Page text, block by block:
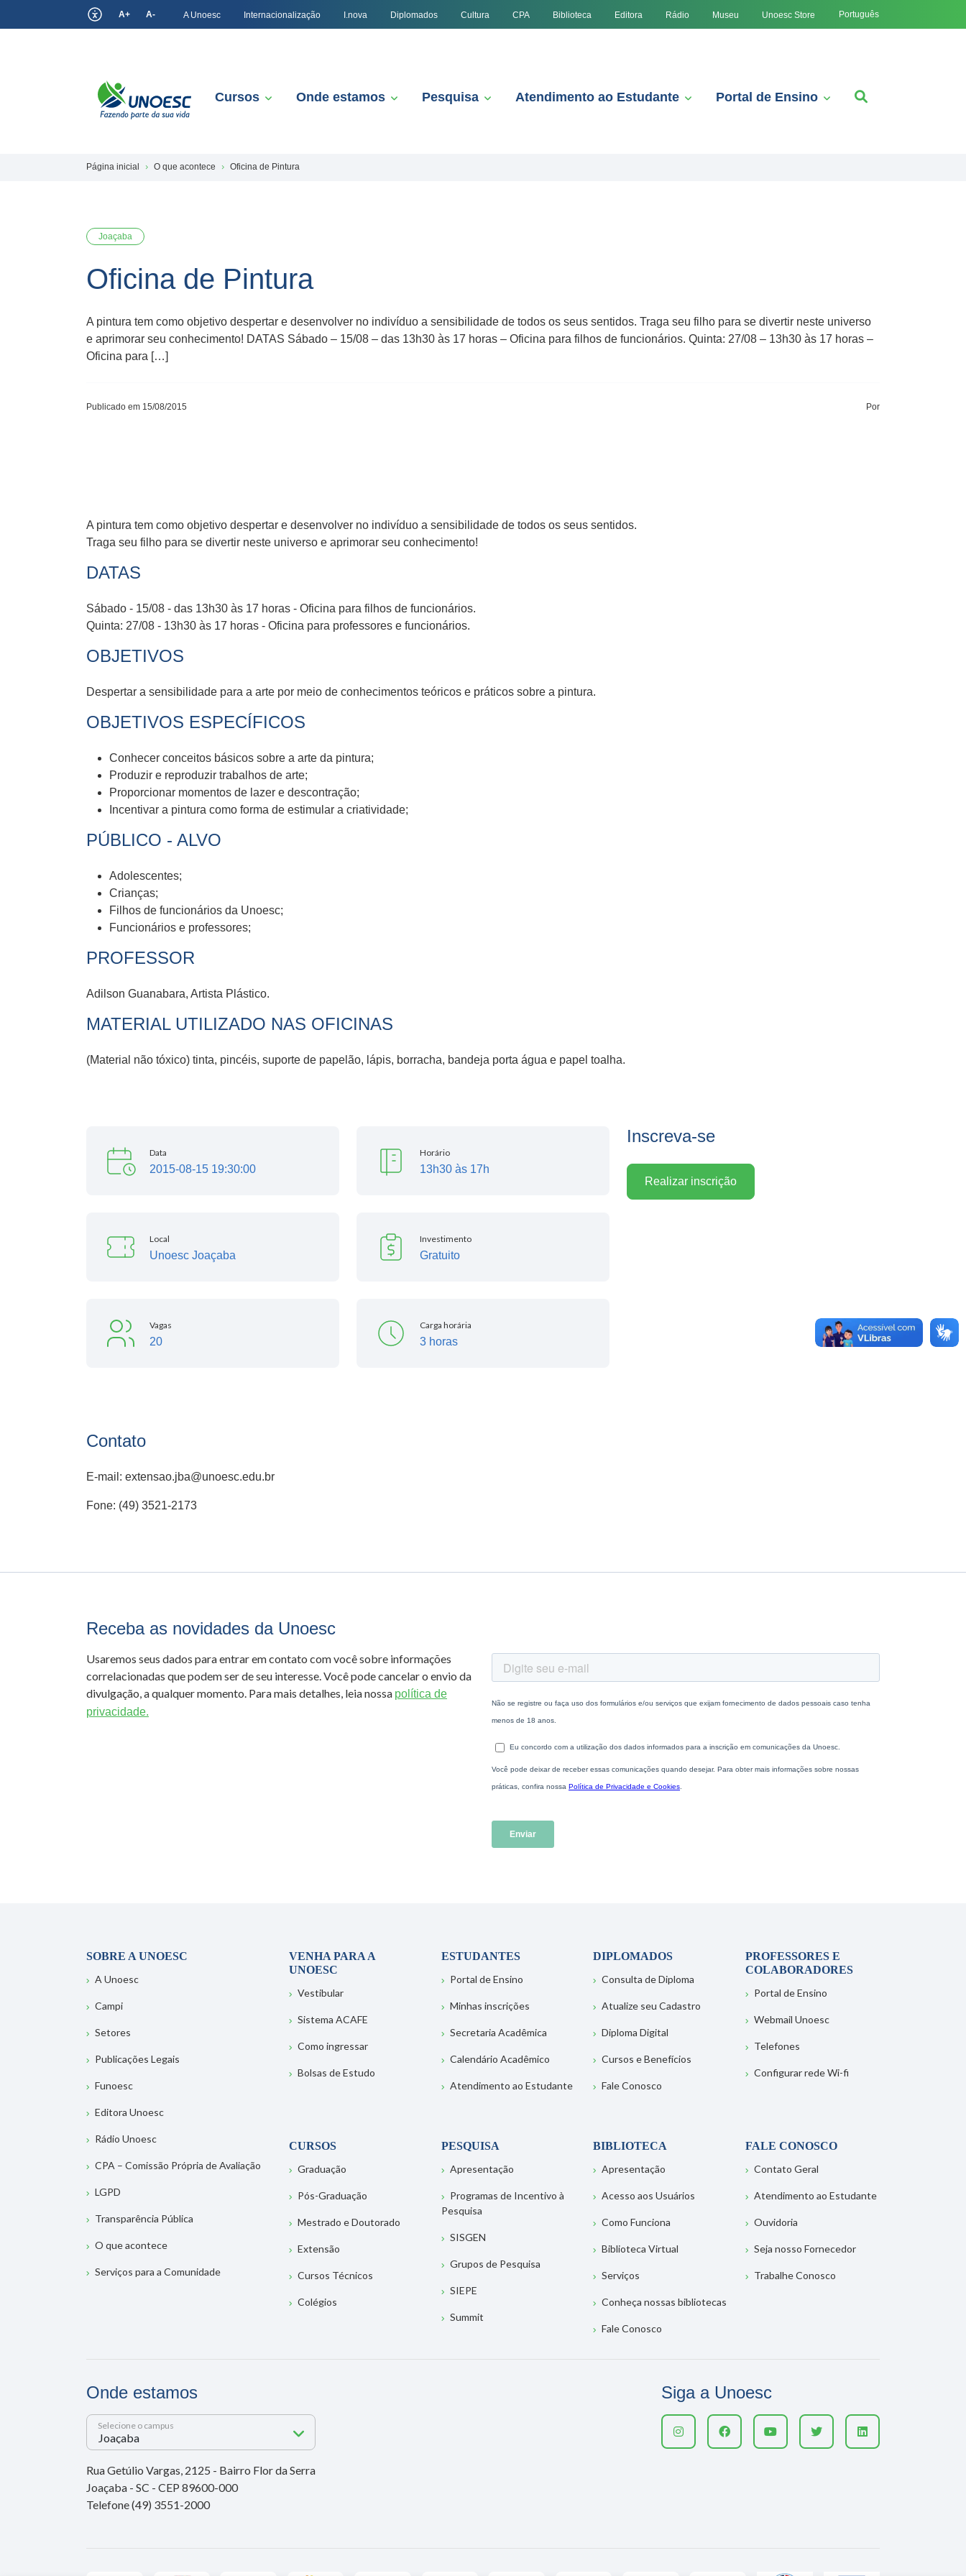
A+ A- A Unoesc Internacionalização I.nova Diplomados Cultura CPA Biblioteca Editora Rádio Museu Unoesc Store Português
Cursos Onde estamos Pesquisa Atendimento ao Estudante Portal de Ensino
Página inicial O que acontece Oficina de Pintura
Joaçaba
Oficina de Pintura
A pintura tem como objetivo despertar e desenvolver no indivíduo a sensibilidade de todos os seus sentidos. Traga seu filho para se divertir neste universo
e aprimorar seu conhecimento! DATAS Sábado – 15/08 – das 13h30 às 17 horas – Oficina para filhos de funcionários. Quinta: 27/08 – 13h30 às 17 horas –
Oficina para […]
Publicado em 15/08/2015 Por
A pintura tem como objetivo despertar e desenvolver no indivíduo a sensibilidade de todos os seus sentidos.
Traga seu filho para se divertir neste universo e aprimorar seu conhecimento!
DATAS
Sábado - 15/08 - das 13h30 às 17 horas - Oficina para filhos de funcionários.
Quinta: 27/08 - 13h30 às 17 horas - Oficina para professores e funcionários.
OBJETIVOS
Despertar a sensibilidade para a arte por meio de conhecimentos teóricos e práticos sobre a pintura.
OBJETIVOS ESPECÍFICOS
Conhecer conceitos básicos sobre a arte da pintura;
Produzir e reproduzir trabalhos de arte;
Proporcionar momentos de lazer e descontração;
Incentivar a pintura como forma de estimular a criatividade;
PÚBLICO - ALVO
Adolescentes;
Crianças;
Filhos de funcionários da Unoesc;
Funcionários e professores;
PROFESSOR
Adilson Guanabara, Artista Plástico.
MATERIAL UTILIZADO NAS OFICINAS
(Material não tóxico) tinta, pincéis, suporte de papelão, lápis, borracha, bandeja porta água e papel toalha.
Data
2015-08-15 19:30:00
Horário
13h30 às 17h
Local
Unoesc Joaçaba
Investimento
Gratuito
Vagas
20
Carga horária
3 horas
Inscreva-se
Realizar inscrição
Contato
E-mail: extensao.jba@unoesc.edu.br
Fone: (49) 3521-2173
Receba as novidades da Unoesc
Usaremos seus dados para entrar em contato com você sobre informações
correlacionadas que podem ser de seu interesse. Você pode cancelar o envio da
divulgação, a qualquer momento. Para mais detalhes, leia nossa política de
privacidade.
SOBRE A UNOESC
A Unoesc
Campi
Setores
Publicações Legais
Funoesc
Editora Unoesc
Rádio Unoesc
CPA – Comissão Própria de Avaliação
LGPD
Transparência Pública
O que acontece
Serviços para a Comunidade
VENHA PARA A
UNOESC
Vestibular
Sistema ACAFE
Como ingressar
Bolsas de Estudo
ESTUDANTES
Portal de Ensino
Minhas inscrições
Secretaria Acadêmica
Calendário Acadêmico
Atendimento ao Estudante
DIPLOMADOS
Consulta de Diploma
Atualize seu Cadastro
Diploma Digital
Cursos e Benefícios
Fale Conosco
PROFESSORES E
COLABORADORES
Portal de Ensino
Webmail Unoesc
Telefones
Configurar rede Wi-fi
CURSOS
Graduação
Pós-Graduação
Mestrado e Doutorado
Extensão
Cursos Técnicos
Colégios
PESQUISA
Apresentação
Programas de Incentivo à
Pesquisa
SISGEN
Grupos de Pesquisa
SIEPE
Summit
BIBLIOTECA
Apresentação
Acesso aos Usuários
Como Funciona
Biblioteca Virtual
Serviços
Conheça nossas bibliotecas
Fale Conosco
FALE CONOSCO
Contato Geral
Atendimento ao Estudante
Ouvidoria
Seja nosso Fornecedor
Trabalhe Conosco
Onde estamos
Selecione o campus
Rua Getúlio Vargas, 2125 - Bairro Flor da Serra
Joaçaba - SC - CEP 89600-000
Telefone (49) 3551-2000
Siga a Unoesc